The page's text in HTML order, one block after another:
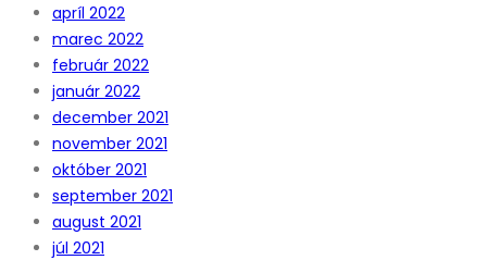
apríl 2022
marec 2022
február 2022
január 2022
december 2021
november 2021
október 2021
september 2021
august 2021
júl 2021